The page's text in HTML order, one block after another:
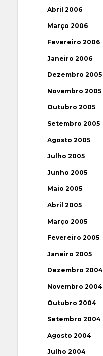
Abril 2006
Março 2006
Fevereiro 2006
Janeiro 2006
Dezembro 2005
Novembro 2005
Outubro 2005
Setembro 2005
Agosto 2005
Julho 2005
Junho 2005
Maio 2005
Abril 2005
Março 2005
Fevereiro 2005
Janeiro 2005
Dezembro 2004
Novembro 2004
Outubro 2004
Setembro 2004
Agosto 2004
Julho 2004